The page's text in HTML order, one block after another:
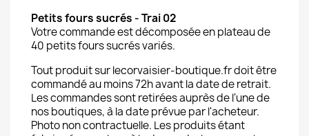
Petits fours sucrés - Trai 02
Votre commande est décomposée en plateau de
40 petits fours sucrés variés.
Tout produit sur lecorvaisier-boutique.fr doit être
commandé au moins 72h avant la date de retrait.
Les commandes sont retirées auprès de l'une de
nos boutiques, à la date prévue par l'acheteur.
Photo non contractuelle. Les produits étant